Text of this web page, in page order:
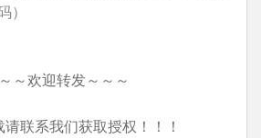
）
～欢迎转发～～～
请联系我们获取授权！！！